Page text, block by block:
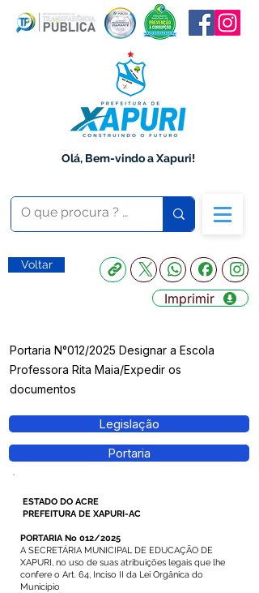
Olá, Bem-vindo a Xapuri!
Voltar
Imprimir
Portaria N°012/2025 Designar a Escola
Professora Rita Maia/Expedir os
documentos
Legislação
Portaria
ESTADO DO ACRE
PREFEITURA DE XAPURI-AC
PORTARIA No 012/2025
A SECRETÁRIA MUNICIPAL DE EDUCAÇÃO DE
XAPURI, no uso de suas atribuições legais que lhe
confere o Art. 64, Inciso II da Lei Orgânica do
Município